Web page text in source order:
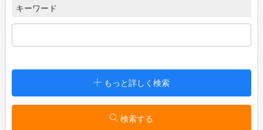
キーワード
特に指定なし 設定／変更
もっと詳しく検索
検索する